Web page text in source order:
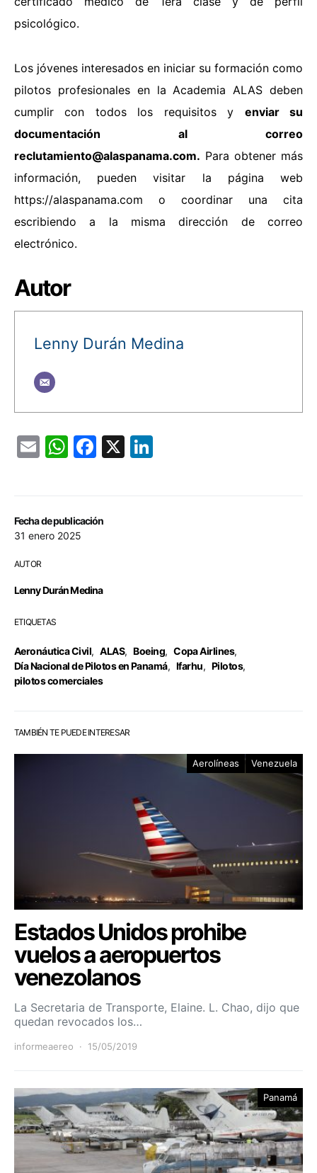
Fecha de publicación
31 enero 2025
AUTOR
Lenny Durán Medina
ETIQUETAS
Aeronáutica Civil, ALAS, Boeing, Copa Airlines,
Día Nacional de Pilotos en Panamá, Ifarhu, Pilotos,
pilotos comerciales
psicológico.
Los jóvenes interesados en iniciar su formación como
pilotos profesionales en la Academia ALAS deben
cumplir con todos los requisitos y enviar su
documentación al correo
reclutamiento@alaspanama.com. Para obtener más
información, pueden visitar la página web
https://alaspanama.com o coordinar una cita
escribiendo a la misma dirección de correo
electrónico.
Autor
Lenny Durán Medina
EmailWhatsApp
Facebook
X
TAMBIÉN TE PUEDE INTERESAR
Aerolíneas Venezuela
Estados Unidos prohibe
vuelos a aeropuertos
venezolanos
La Secretaria de Transporte, Elaine. L. Chao, dijo que
quedan revocados los…
informeaereo 15/05/2019
Panamá